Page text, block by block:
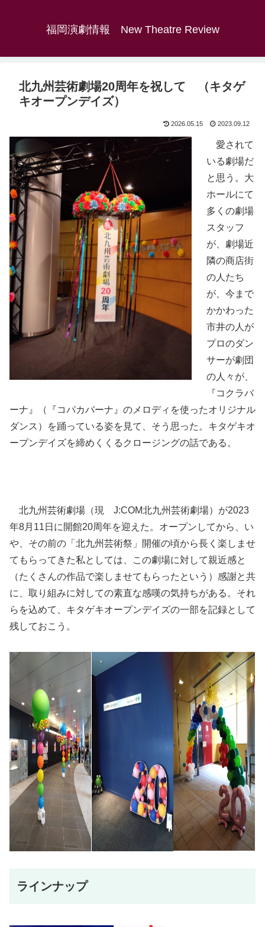
福岡演劇情報 New Theatre Review
北九州芸術劇場20周年を祝して （キタゲ
キオープンデイズ）
2026.05.15 2023.09.12
愛されて
いる劇場だ
と思う。大
ホールにて
多くの劇場
スタッフ
が、劇場近
隣の商店街
の人たち
が、今まで
かかわった
市井の人が
プロのダン
サーが劇団
の人々が、
『コクラバ
ーナ』（『コパカバーナ』のメロディを使ったオリジナル
ダンス）を踊っている姿を見て、そう思った。キタゲキオ
ープンデイズを締めくくるクロージングの話である。
北九州芸術劇場（現 J:COM北九州芸術劇場）が2023
年8月11日に開館20周年を迎えた。オープンしてから、い
や、その前の「北九州芸術祭」開催の頃から長く楽しませ
てもらってきた私としては、この劇場に対して親近感と
（たくさんの作品で楽しませてもらったという）感謝と共
に、取り組みに対しての素直な感嘆の気持ちがある。それ
らを込めて、キタゲキオープンデイズの一部を記録として
残しておこう。
ラインナップ